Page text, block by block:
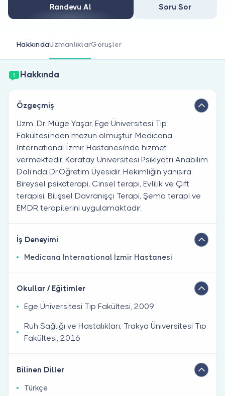
Doktor musunuz?
Randevu Al Soru Sor
HakkındaUzmanlıklarGörüşler
Hakkında
Özgeçmiş
Uzm. Dr. Müge Yaşar, Ege Üniversitesi Tıp
Fakültesi'nden mezun olmuştur. Medicana
International İzmir Hastanesi'nde hizmet
vermektedir. Karatay Üniversitesi Psikiyatri Anabilim
Dalı’nda Dr.Öğretim Üyesidir. Hekimliğin yanısıra
Bireysel psikoterapi, Cinsel terapi, Evlilik ve Çift
terapisi, Bilişsel Davranışçı Terapi, Şema terapi ve
EMDR terapilerini uygulamaktadır.
İş Deneyimi
Medicana International İzmir Hastanesi
Okullar / Eğitimler
Ege Üniversitesi Tıp Fakültesi, 2009
Ruh Sağlığı ve Hastalıkları, Trakya Üniversitesi Tıp
Fakültesi, 2016
Bilinen Diller
Türkçe